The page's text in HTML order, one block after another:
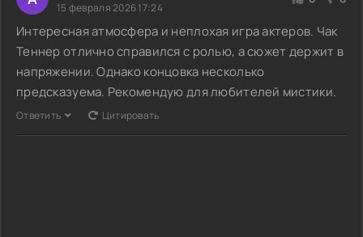
15 февраля 2026 17:24
Интересная атмосфера и неплохая игра актеров. Чак
Теннер отлично справился с ролью, а сюжет держит в
напряжении. Однако концовка несколько
предсказуема. Рекомендую для любителей мистики.
Ответить Цитировать